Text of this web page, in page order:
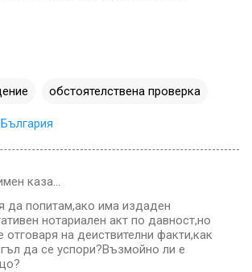
обстоятелствена проверка
каза…
да попитам,ако има издаден
нотариален акт по давност,но
отговаря на деиствителни факти,как
да се успори?Възмойно ли е